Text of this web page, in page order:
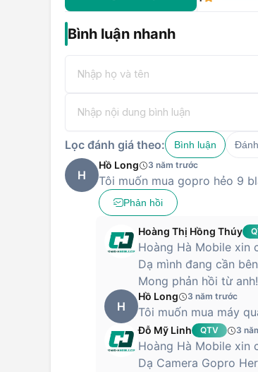
Bình luận nhanh
Lọc đánh giá theo: Bình luận
H
Hồ Long 3 năm trước
Tôi muốn mua gopro hẻo 9
Phản hồi
Hoàng Thị Hồng Thúy
Hoàng Hà Mobile xin
Dạ mình đang cần
Mong phản hồi từ anh!
H
Hồ Long 3 năm trước
Tôi muốn mua máy
Đỗ Mỹ Linh QTV 3
Hoàng Hà Mobile xin
Dạ Camera Gopro